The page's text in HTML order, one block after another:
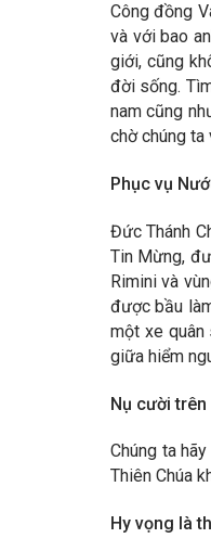
Công đồng
và với bao
giới, cũng
đời sống.
nam cũng
chờ chúng
Phục vụ
Đức Thánh
Tin Mừng,
Rimini và
được bầu
một xe quân
giữa hiểm
Nụ cười
Chúng ta
Thiên Chúa
Hy vọng là